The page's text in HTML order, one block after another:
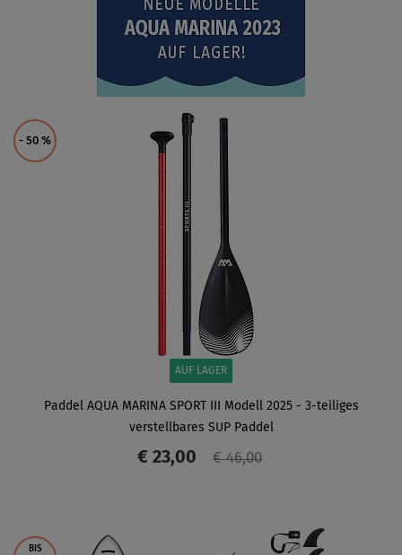
- 50 %
AUF LAGER
Paddel AQUA MARINA SPORT III Modell 2025 - 3-teiliges
verstellbares SUP Paddel
€ 23,00 € 46,00
BIS